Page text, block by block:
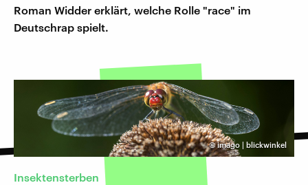
Roman Widder erklärt, welche Rolle "race" im
Deutschrap spielt.
©imago | blickwinkel
Insektensterben